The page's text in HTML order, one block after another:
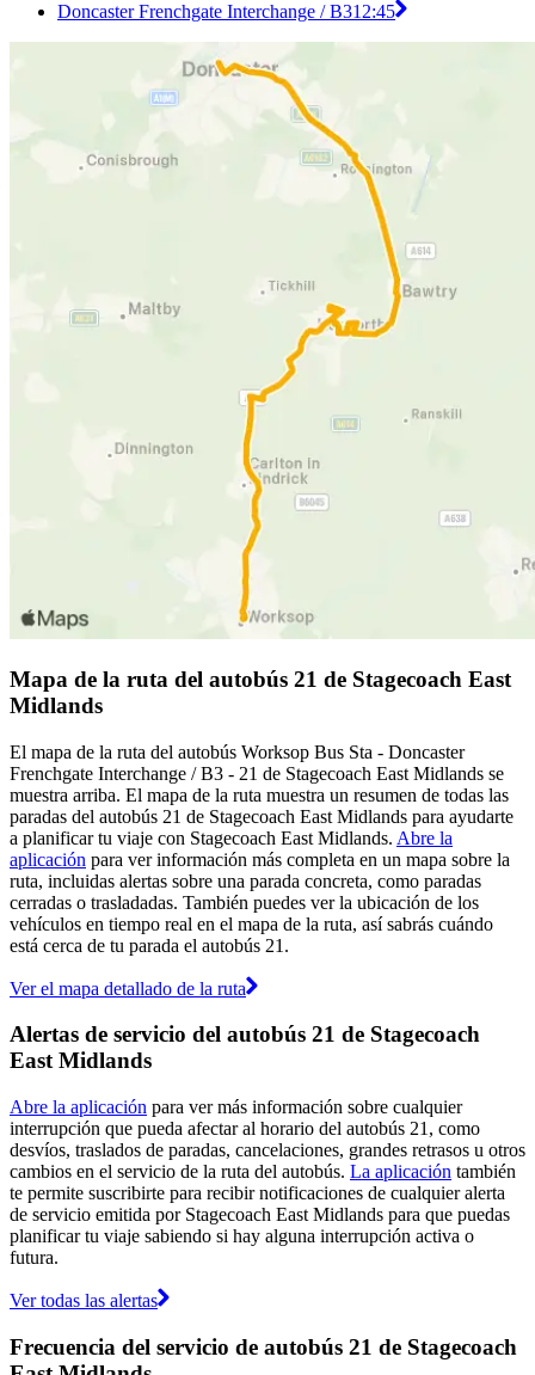
Doncaster Frenchgate Interchange / B312:45
Mapa de la ruta del autobús 21 de Stagecoach East
Midlands
El mapa de la ruta del autobús Worksop Bus Sta - Doncaster
Frenchgate Interchange / B3 - 21 de Stagecoach East Midlands se
muestra arriba. El mapa de la ruta muestra un resumen de todas las
paradas del autobús 21 de Stagecoach East Midlands para ayudarte
a planificar tu viaje con Stagecoach East Midlands. Abre la
aplicación para ver información más completa en un mapa sobre la
ruta, incluidas alertas sobre una parada concreta, como paradas
cerradas o trasladadas. También puedes ver la ubicación de los
vehículos en tiempo real en el mapa de la ruta, así sabrás cuándo
está cerca de tu parada el autobús 21.
Ver el mapa detallado de la ruta
Alertas de servicio del autobús 21 de Stagecoach
East Midlands
Abre la aplicación para ver más información sobre cualquier
interrupción que pueda afectar al horario del autobús 21, como
desvíos, traslados de paradas, cancelaciones, grandes retrasos u otros
cambios en el servicio de la ruta del autobús. La aplicación también
te permite suscribirte para recibir notificaciones de cualquier alerta
de servicio emitida por Stagecoach East Midlands para que puedas
planificar tu viaje sabiendo si hay alguna interrupción activa o
futura.
Ver todas las alertas
Frecuencia del servicio de autobús 21 de Stagecoach